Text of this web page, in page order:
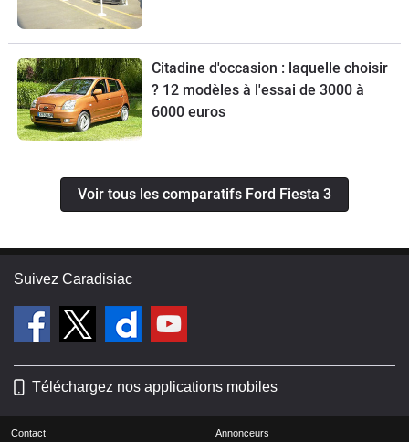
Citadine d'occasion : laquelle choisir
? 12 modèles à l'essai de 3000 à
6000 euros
Voir tous les comparatifs Ford Fiesta 3
Suivez Caradisiac
Téléchargez nos applications mobiles
Contact Annonceurs